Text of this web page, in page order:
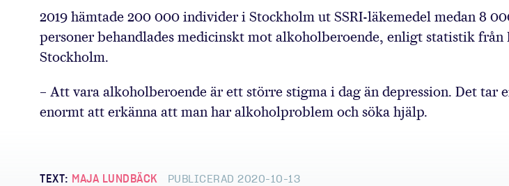
2019 hämtade 200 000 individer i Stockholm ut SSRI-läkemedel medan 8
personer behandlades medicinskt mot alkoholberoende, enligt statistik från
Stockholm.
– Att vara alkoholberoende är ett större stigma i dag än depression. Det tar
enormt att erkänna att man har alkoholproblem och söka hjälp.
TEXT: MAJA LUNDBÄCK PUBLICERAD 2020-10-13